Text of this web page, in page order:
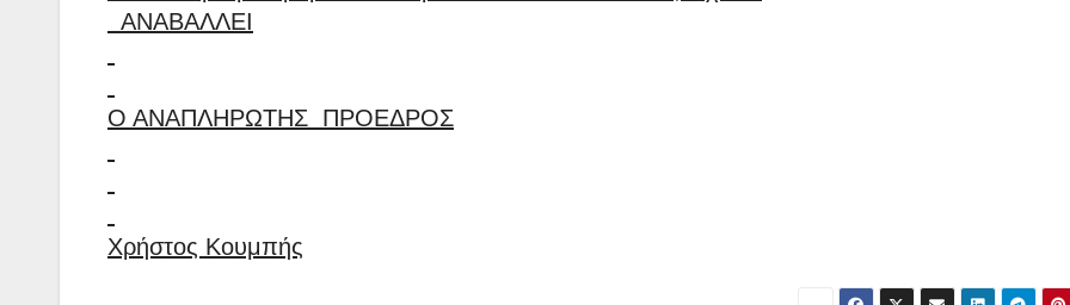
ΑΝΑΒΑΛΛΕΙ
Ο ΑΝΑΠΛΗΡΩΤΗΣ ΠΡΟΕΔΡΟΣ
Χρήστος Κουμπής